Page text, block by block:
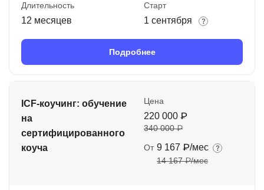
Длительность
12 месяцев
Старт
1 сентября
Подробнее
ICF-коучинг: обучение
на
сертифицированного
коуча
Цена
220 000 ₽
340 000 ₽
От 9 167 ₽/мес
14 167 ₽/мес